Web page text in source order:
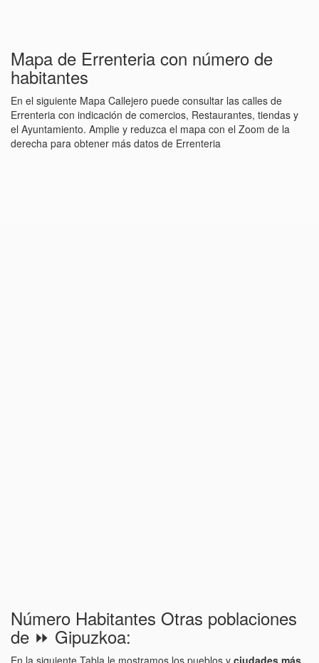
Mapa de Errenteria con número de
habitantes
En el siguiente Mapa Callejero puede consultar las calles de
Errenteria con indicación de comercios, Restaurantes, tiendas y
el Ayuntamiento. Amplie y reduzca el mapa con el Zoom de la
derecha para obtener más datos de Errenteria
Número Habitantes Otras poblaciones
de ⏩ Gipuzkoa:
En la siguiente Tabla le mostramos los pueblos y ciudades más